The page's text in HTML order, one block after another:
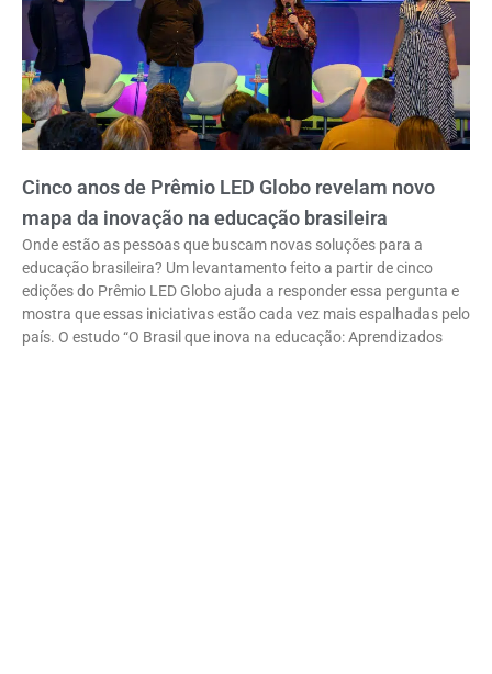
Cinco anos de Prêmio LED Globo revelam novo
mapa da inovação na educação brasileira
Onde estão as pessoas que buscam novas soluções para a
educação brasileira? Um levantamento feito a partir de cinco
edições do Prêmio LED Globo ajuda a responder essa pergunta e
mostra que essas iniciativas estão cada vez mais espalhadas pelo
país. O estudo “O Brasil que inova na educação: Aprendizados